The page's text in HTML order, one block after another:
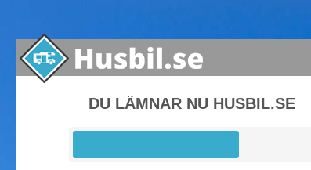
DU LÄMNAR NU HUSBIL.SE